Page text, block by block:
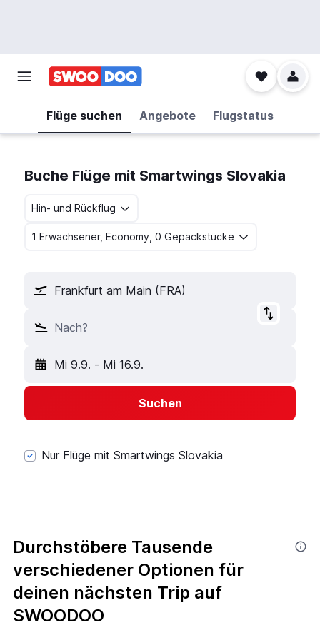
Flüge suchen Angebote Flugstatus
Buche Flüge mit Smartwings Slovakia
Hin- und Rückflug
1 Erwachsener, Economy, 0 Gepäckstücke
Frankfurt am Main (FRA)
Nach?
Mi 9.9. - Mi 16.9.
Suchen
Nur Flüge mit Smartwings Slovakia
Durchstöbere Tausende
verschiedener Optionen für
deinen nächsten Trip auf
SWOODOO